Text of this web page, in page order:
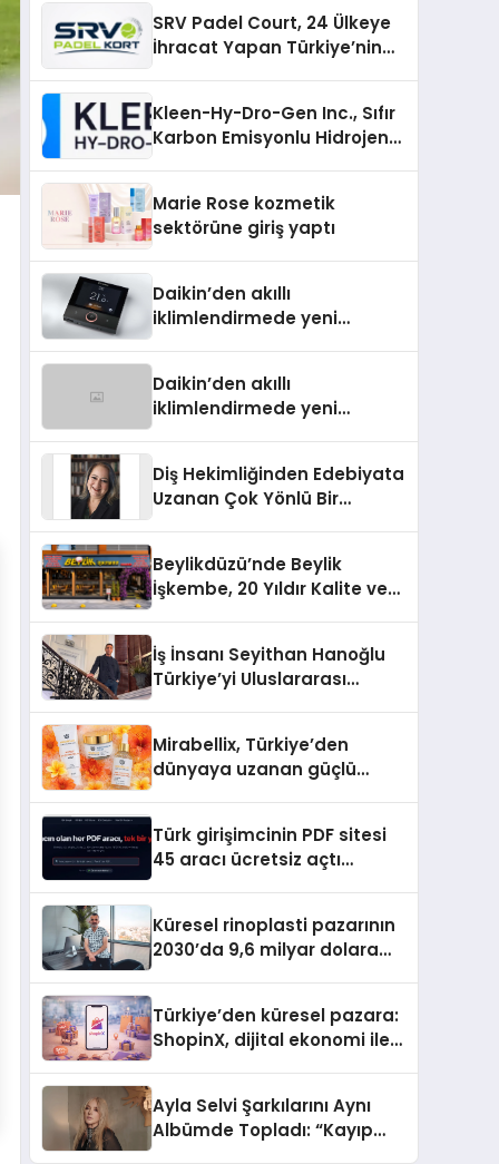
SRV Padel Court, 24 Ülkeye
İhracat Yapan Türkiye’nin
Kleen-Hy-Dro-Gen Inc., Sıfır
Karbon Emisyonlu Hidrojen
Aldı
Marie Rose kozmetik
sektörüne giriş yaptı
Daikin’den akıllı
iklimlendirmede yeni
Daikin’den akıllı
iklimlendirmede yeni
Diş Hekimliğinden Edebiyata
Uzanan Çok Yönlü Bir
Beylikdüzü’nde Beylik
İşkembe, 20 Yıldır Kalite ve
İş İnsanı Seyithan Hanoğlu
Türkiye’yi Uluslararası
Mirabellix, Türkiye’den
dünyaya uzanan güçlü
Türk girişimcinin PDF sitesi
45 aracı ücretsiz açtı
Küresel rinoplasti pazarının
2030’da 9,6 milyar dolara
Türkiye’den küresel pazara:
ShopinX, dijital ekonomi ile
Ayla Selvi Şarkılarını Aynı
Albümde Topladı: “Kayıp